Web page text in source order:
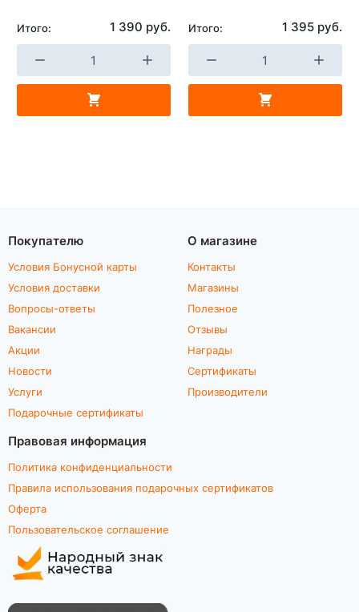
Итого: 1 390 руб. Итого: 1 395 руб.
Покупателю
Условия Бонусной карты
Условия доставки
Вопросы-ответы
Вакансии
Акции
Новости
Услуги
Подарочные сертификаты
О магазине
Контакты
Магазины
Полезное
Отзывы
Награды
Сертификаты
Производители
Правовая информация
Политика конфиденциальности
Правила использования подарочных сертификатов
Оферта
Пользовательское соглашение